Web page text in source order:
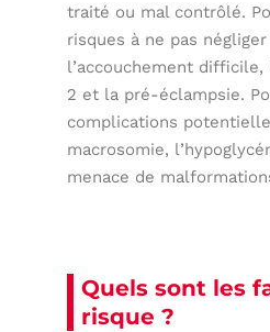
traité ou mal contrôlé.
risques à ne pas
l’accouchement
2 et la pré-éclampsie.
complications
macrosomie,
menace de
Quels sont les
risque ?